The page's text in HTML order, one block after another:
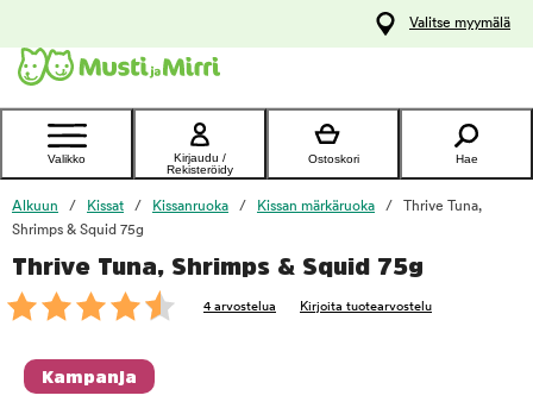
Ota yhteyttä
asiakaspalveluun
Valitse myymälä
Valikko
Kirjaudu /
Rekisteröidy
Ostoskori Hae
Alkuun Kissat Kissanruoka Kissan märkäruoka
Thrive Tuna,
Shrimps & Squid 75g
Thrive Tuna, Shrimps & Squid 75g
4 arvostelua Kirjoita tuotearvostelu
Kampanja
foo